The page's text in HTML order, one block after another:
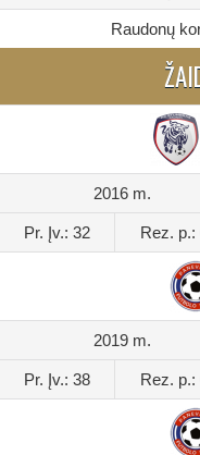
Raudonų
2016 m.
Pr. Įv.: 32 Rez. p.:
2019 m.
Pr. Įv.: 38 Rez. p.: